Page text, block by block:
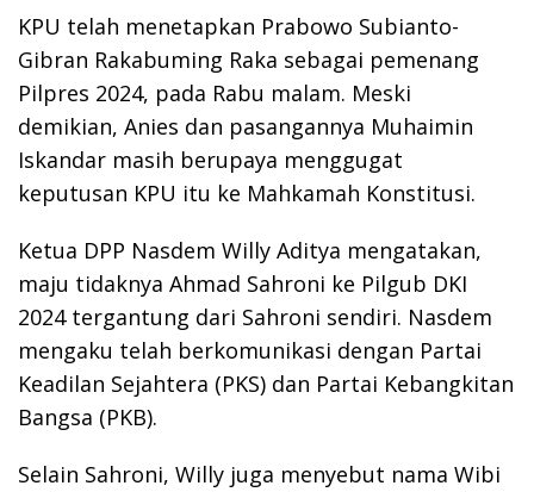
KPU telah menetapkan Prabowo Subianto-
Gibran Rakabuming Raka sebagai pemenang
Pilpres 2024, pada Rabu malam. Meski
demikian, Anies dan pasangannya Muhaimin
Iskandar masih berupaya menggugat
keputusan KPU itu ke Mahkamah Konstitusi.
Ketua DPP Nasdem Willy Aditya mengatakan,
maju tidaknya Ahmad Sahroni ke Pilgub DKI
2024 tergantung dari Sahroni sendiri. Nasdem
mengaku telah berkomunikasi dengan Partai
Keadilan Sejahtera (PKS) dan Partai Kebangkitan
Bangsa (PKB).
Selain Sahroni, Willy juga menyebut nama Wibi